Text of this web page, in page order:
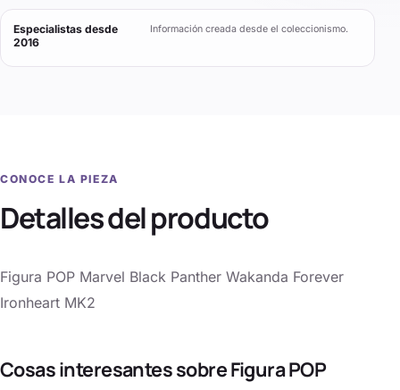
Especialistas desde
2016
Información creada desde el coleccionismo.
CONOCE LA PIEZA
Detalles del producto
Figura POP Marvel Black Panther Wakanda Forever
Ironheart MK2
Cosas interesantes sobre Figura POP